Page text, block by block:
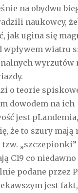
na obydwu
naukowcy,
jak ugina się
wpływem wiatru
wyrzutów
o teorie
dowodem na ich
jest
że to szury mają
C19 co niedawno
podane przez
jest